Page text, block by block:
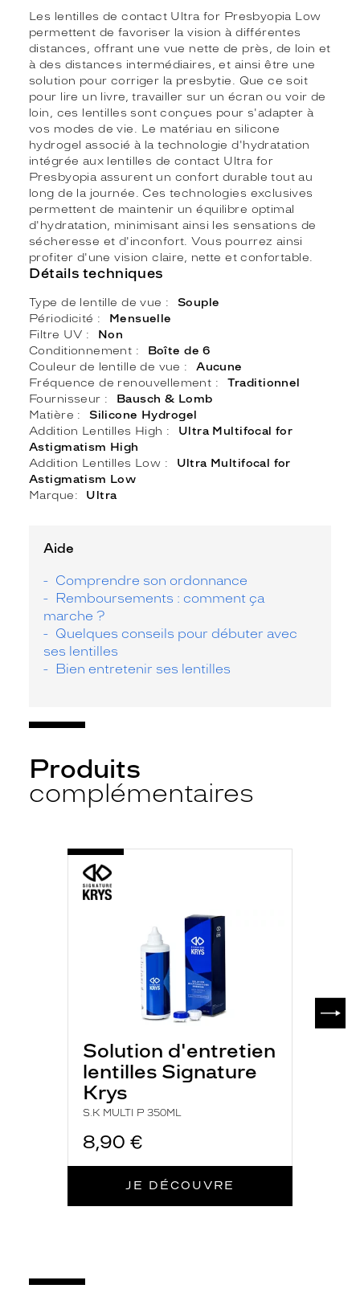
Les lentilles de contact Ultra for Presbyopia Low
permettent de favoriser la vision à différentes
distances, offrant une vue nette de près, de loin et
à des distances intermédiaires, et ainsi être une
solution pour corriger la presbytie. Que ce soit
pour lire un livre, travailler sur un écran ou voir de
loin, ces lentilles sont conçues pour s'adapter à
vos modes de vie. Le matériau en silicone
hydrogel associé à la technologie d'hydratation
intégrée aux lentilles de contact Ultra for
Presbyopia assurent un confort durable tout au
long de la journée. Ces technologies exclusives
permettent de maintenir un équilibre optimal
d'hydratation, minimisant ainsi les sensations de
sécheresse et d'inconfort. Vous pourrez ainsi
profiter d'une vision claire, nette et confortable.
Détails techniques
Type de lentille de vue
Souple
Périodicité
Mensuelle
Filtre UV
Non
Conditionnement
Boîte de 6
Couleur de lentille de vue
Aucune
Fréquence de renouvellement
Traditionnel
Fournisseur
Bausch & Lomb
Matière
Silicone Hydrogel
Addition Lentilles High
Ultra Multifocal for
Astigmatism High
Addition Lentilles Low
Ultra Multifocal for
Astigmatism Low
Marque
Ultra
Aide
Comprendre son ordonnance
Remboursements : comment ça
marche ?
Quelques conseils pour débuter avec
ses lentilles
Bien entretenir ses lentilles
Produits
complémentaires
Solution d'entretien
lentilles Signature
Krys
S.K MULTI P 350ML
8,90 €
JE DÉCOUVRE
-
S.K
MULTI
350ML